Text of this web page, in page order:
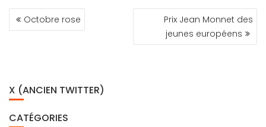
NAVIGATION
DEOctobre rose
Prix Jean Monnet des
jeunes européens
X (ANCIEN TWITTER)
CATÉGORIES